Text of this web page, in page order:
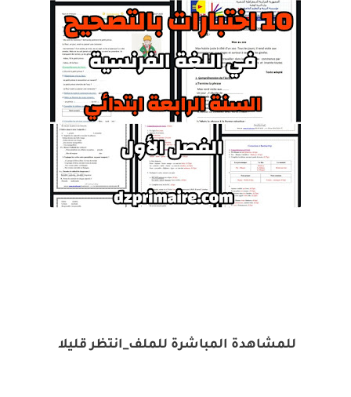
للمشاهدة المباشرة للملف_انتظر قليلا